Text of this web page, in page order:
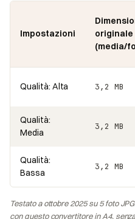
Impostazioni
originale
(media/
Qualità: Alta 3,2 MB
Qualità:
Media
3,2 MB
Qualità:
Bassa
3,2 MB
Testato a ottobre 2025 su 5 foto
con questo convertitore in A4,